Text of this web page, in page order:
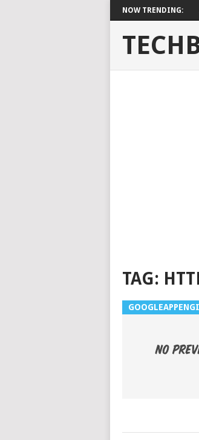
NOW TRENDING:
TAG: